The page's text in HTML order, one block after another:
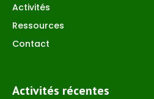
Activités
Ressources
Contact
Activités récentes